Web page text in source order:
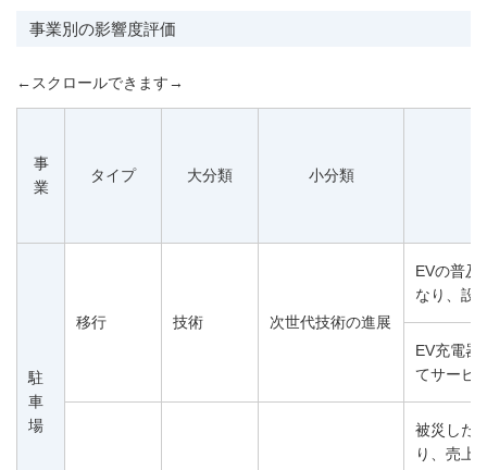
事業別の影響度評価
←スクロールできます→
事
業
タイプ 大分類 小分類
駐
車
場
移行 技術 次世代技術の進展
EVの普及
なり、設
EV充電器
てサービ
被災した
り、売上